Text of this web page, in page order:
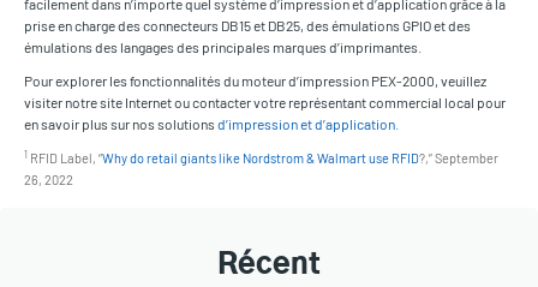
facilement dans n’importe quel système d’impression et d’application grâce à la
prise en charge des connecteurs DB15 et DB25, des émulations GPIO et des
émulations des langages des principales marques d’imprimantes.
Pour explorer les fonctionnalités du moteur d’impression PEX-2000, veuillez
visiter notre site Internet ou contacter votre représentant commercial local pour
en savoir plus sur nos solutionsd’impression et d’application.
1 RFID Label, “Why do retail giants like Nordstrom & Walmart use RFID?,” September
26, 2022
Récent